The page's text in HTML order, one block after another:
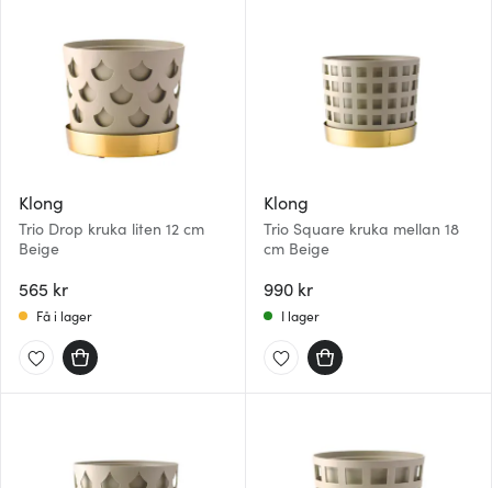
Klong
Trio Drop kruka liten 12 cm
Beige
565 kr
Få i lager
Klong
Trio Square kruka mellan 18
cm Beige
990 kr
I lager